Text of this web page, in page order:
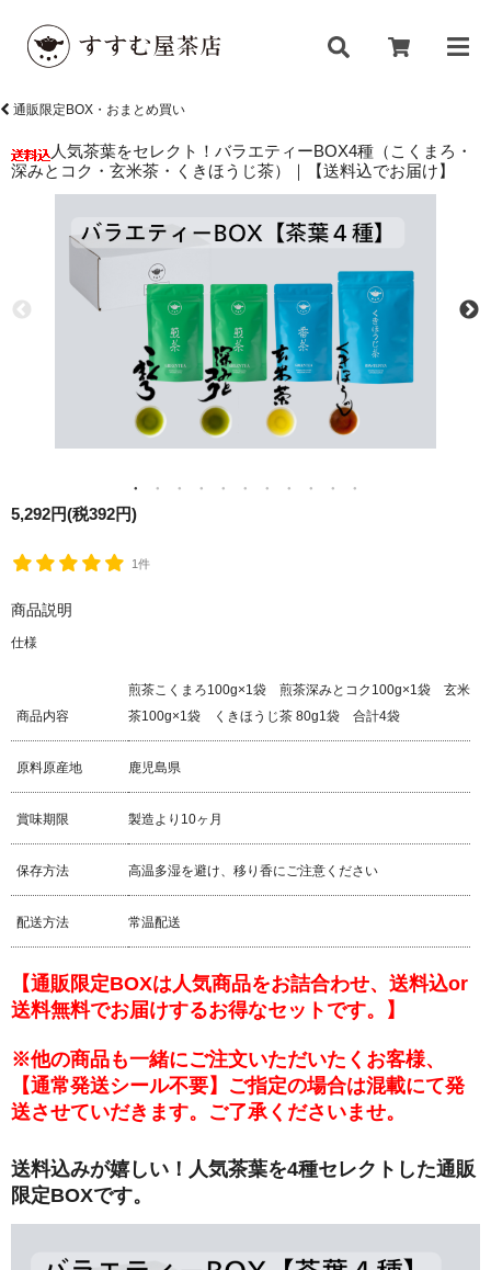
通販限定BOX・おまとめ買い
人気茶葉をセレクト！バラエティーBOX4種（こくまろ・
深みとコク・玄米茶・くきほうじ茶）｜【送料込でお届け】
5,292円(税392円)
1件
商品説明
仕様
商品内容
煎茶こくまろ100g×1袋 煎茶深みとコク100g×1袋 玄米
茶100g×1袋 くきほうじ茶 80g1袋 合計4袋
原料原産地 鹿児島県
賞味期限 製造より10ヶ月
保存方法 高温多湿を避け、移り香にご注意ください
配送方法 常温配送
【通販限定BOXは人気商品をお詰合わせ、送料込or
送料無料でお届けするお得なセットです。】
※他の商品も一緒にご注文いただいたくお客様、
【通常発送シール不要】ご指定の場合は混載にて発
送させていだきます。ご了承くださいませ。
送料込みが嬉しい！人気茶葉を4種セレクトした通販
限定BOXです。